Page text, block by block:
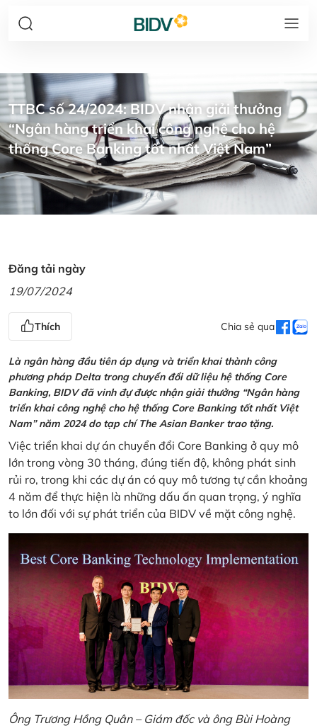
TTBC số 24/2024: BIDV nhận giải thưởng
“Ngân hàng triển khai công nghệ cho hệ
thống Core Banking tốt nhất Việt Nam”
Đăng tải ngày
19/07/2024
Thích Chia sẻ qua
Là ngân hàng đầu tiên áp dụng và triển khai thành công
phương pháp Delta trong chuyển đổi dữ liệu hệ thống Core
Banking, BIDV đã vinh đự được nhận giải thưởng “Ngân hàng
triển khai công nghệ cho hệ thống Core Banking tốt nhất Việt
Nam” năm 2024 do tạp chí The Asian Banker trao tặng.
Việc triển khai dự án chuyển đổi Core Banking ở quy mô
lớn trong vòng 30 tháng, đúng tiến độ, không phát sinh
rủi ro, trong khi các dự án có quy mô tương tự cần khoảng
4 năm để thực hiện là những dấu ấn quan trọng, ý nghĩa
to lớn đối với sự phát triển của BIDV về mặt công nghệ.
Ông Trương Hồng Quân – Giám đốc và ông Bùi Hoàng